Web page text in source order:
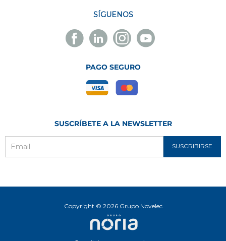
SÍGUENOS
Facebook
Novelec
Linkedin
Novelec
Instagram
Novelec
Youtube
Novelec
PAGO SEGURO
SUSCRÍBETE A LA NEWSLETTER
SUSCRIBIRSE
Copyright © 2026 Grupo Novelec